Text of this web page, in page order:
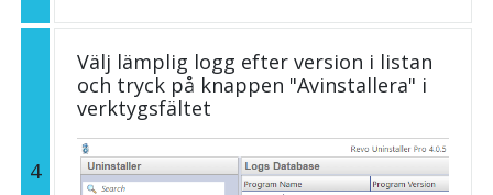
4
Välj lämplig logg efter version i listan
och tryck på knappen "Avinstallera" i
verktygsfältet